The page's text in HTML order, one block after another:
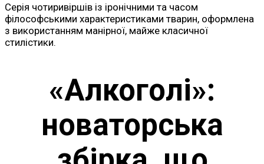
Серія чотиривіршів із іронічними та часом
філософськими характеристиками тварин, оформлена
з використанням манірної, майже класичної
стилістики.
«Алкоголі»:
новаторська